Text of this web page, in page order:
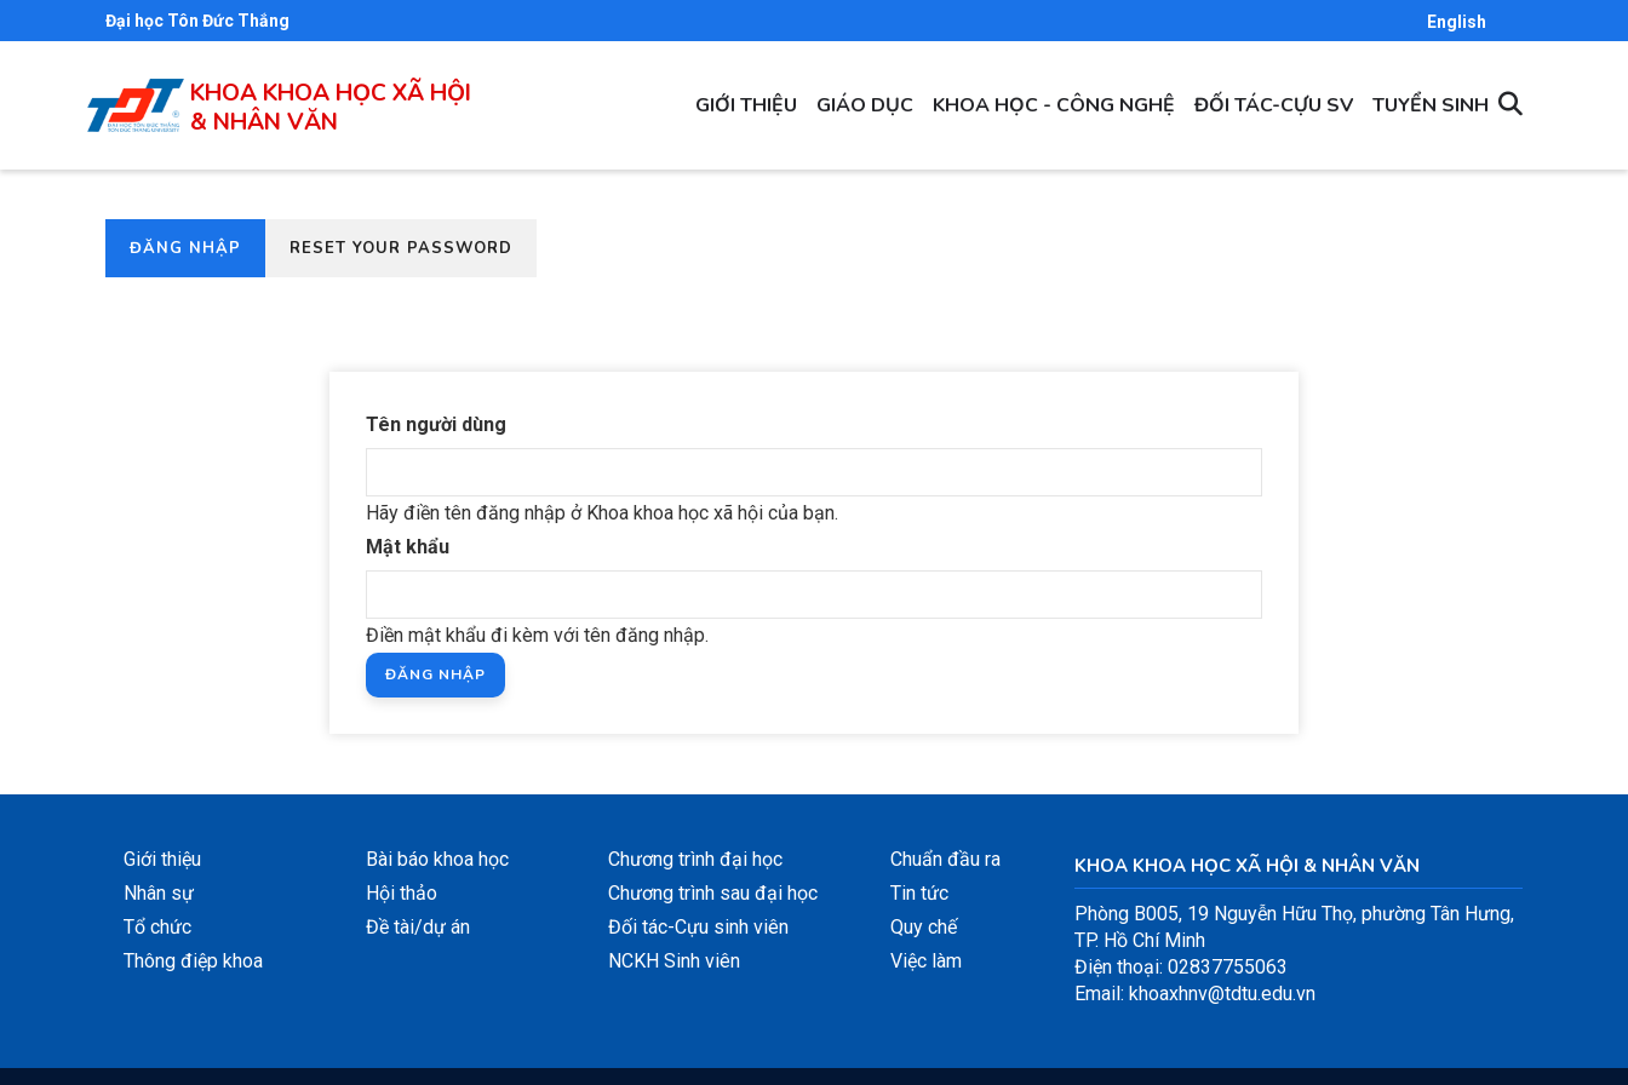
Đại học Tôn Đức Thắng English
KHOA KHOA HỌC XÃ HỘI
& NHÂN VĂN
MAIN
NAVIGATION
GIỚI THIỆU GIÁO DỤC KHOA HỌC - CÔNG NGHỆ ĐỐI TÁC-CỰU SV TUYỂN SINH
Primary
ĐĂNG NHẬP RESET YOUR PASSWORD
Tên người dùng
Hãy điền tên đăng nhập ở Khoa khoa học xã hội của bạn.
Mật khẩu
Điền mật khẩu đi kèm với tên đăng nhập.
Giới thiệu
Nhân sự
Tổ chức
Thông điệp khoa
Bài báo khoa học
Hội thảo
Đề tài/dự án
Chương trình đại học
Chương trình sau đại học
Đối tác-Cựu sinh viên
NCKH Sinh viên
Chuẩn đầu ra
Tin tức
Quy chế
Việc làm
KHOA KHOA HỌC XÃ HỘI & NHÂN VĂN
Phòng B005, 19 Nguyễn Hữu Thọ, phường Tân Hưng,
TP. Hồ Chí Minh
Điện thoại: 02837755063
Email: khoaxhnv@tdtu.edu.vn